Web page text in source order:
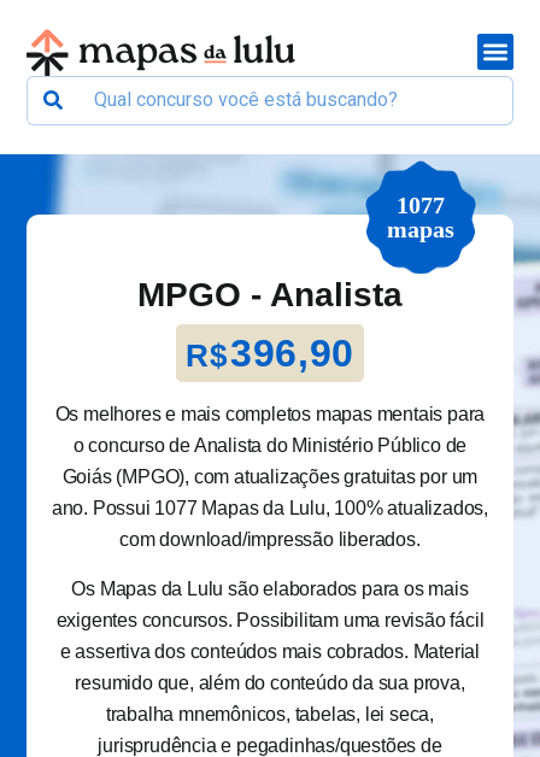
1077
mapas
MPGO - Analista
R$396,90
Os melhores e mais completos mapas mentais para
o concurso de Analista do Ministério Público de
Goiás (MPGO), com atualizações gratuitas por um
ano. Possui 1077 Mapas da Lulu, 100% atualizados,
com download/impressão liberados.
Os Mapas da Lulu são elaborados para os mais
exigentes concursos. Possibilitam uma revisão fácil
e assertiva dos conteúdos mais cobrados. Material
resumido que, além do conteúdo da sua prova,
trabalha mnemônicos, tabelas, lei seca,
jurisprudência e pegadinhas/questões de